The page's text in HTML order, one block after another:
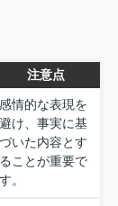
注意点
感情的な表現を
避け、事実に基
づいた内容とす
ることが重要で
す。